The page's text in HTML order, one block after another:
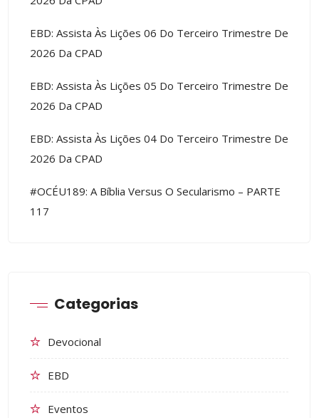
EBD: Assista Às Lições 06 Do Terceiro Trimestre De
2026 Da CPAD
EBD: Assista Às Lições 05 Do Terceiro Trimestre De
2026 Da CPAD
EBD: Assista Às Lições 04 Do Terceiro Trimestre De
2026 Da CPAD
#OCÉU189: A Bíblia Versus O Secularismo – PARTE
117
Categorias
Devocional
EBD
Eventos